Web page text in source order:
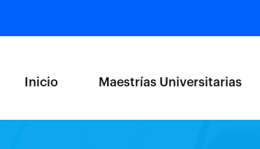
Inicio Maestrías Universitarias